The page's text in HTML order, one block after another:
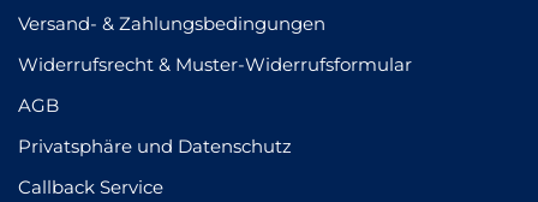
Versand- & Zahlungsbedingungen
Widerrufsrecht & Muster-Widerrufsformular
AGB
Privatsphäre und Datenschutz
Callback Service